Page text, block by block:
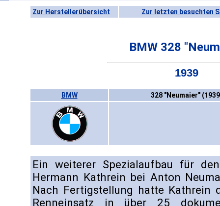
Zur Herstellerübersicht Zur letzten besuchten
BMW 328
1939
BMW 328 "Neumaier"
Ein weiterer Spezialaufbau für
Hermann Kathrein bei Anton
Nach Fertigstellung hatte Kathrein
Renneinsatz in über 25